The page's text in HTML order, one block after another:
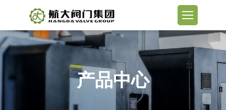
产品中心